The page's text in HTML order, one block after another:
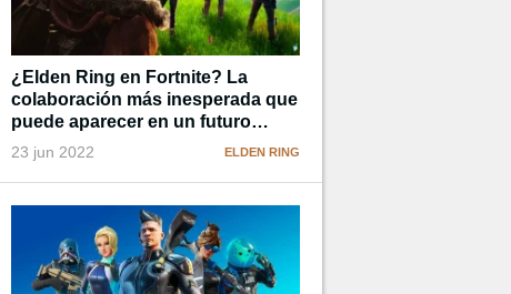
¿Elden Ring en Fortnite? La
colaboración más inesperada que
puede aparecer en un futuro
cercano
23 jun 2022 ELDEN RING